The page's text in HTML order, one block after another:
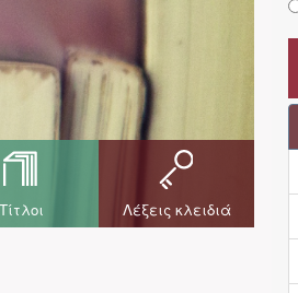
Τίτλοι Λέξεις κλειδιά